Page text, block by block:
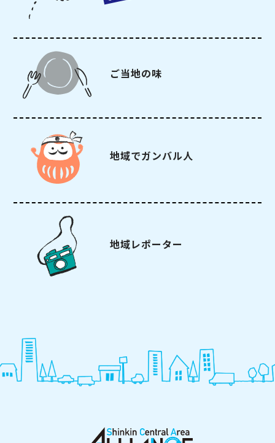
ご当地の味
地域でガンバル人
地域レポーター